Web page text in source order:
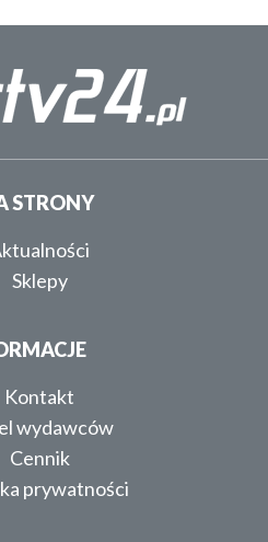
STRONY
Sklepy
Kontakt
wydawców
Cennik
prywatności